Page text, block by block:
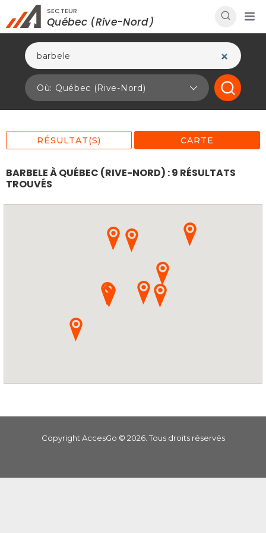
Rechercher à proximité - Entreprise / Rabais /
Services
SECTEUR
Québec (Rive-Nord)
Où: Québec (Rive-Nord)
RÉSULTAT(S) CARTE
BARBELE À QUÉBEC (RIVE-NORD) : 9 RÉSULTATS
TROUVÉS
Copyright AccesGo © 2026. Tous droits réservés